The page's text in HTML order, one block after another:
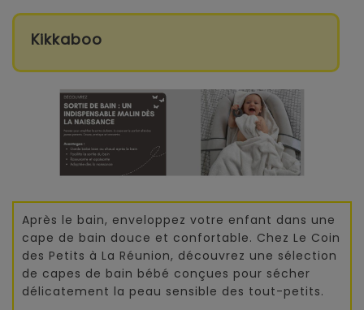
Kikkaboo
Après le bain, enveloppez votre enfant dans une
cape de bain douce et confortable. Chez Le Coin
des Petits à La Réunion, découvrez une sélection
de capes de bain bébé conçues pour sécher
délicatement la peau sensible des tout-petits.